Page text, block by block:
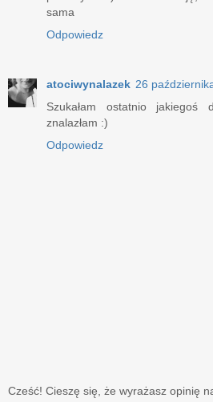
sama
Odpowiedz
atociwynalazek 26
Szukałam ostatnio
znalazłam :)
Odpowiedz
Cześć! Cieszę się, że wyrażasz opinię